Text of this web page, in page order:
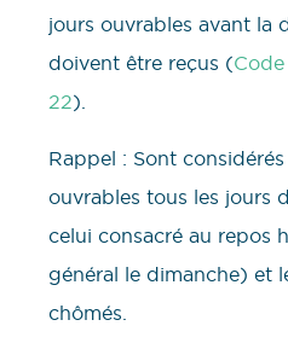
jours ouvrables avant la
doivent être reçus (
22).
Rappel : Sont
ouvrables tous les jours
celui consacré au repos
général le dimanche) et
chômés.